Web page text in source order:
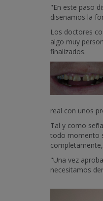
"En este paso
diseñamos la
Los doctores
algo muy
finalizados.
real con unos
Tal y como
todo momento
"Una vez
necesitamos